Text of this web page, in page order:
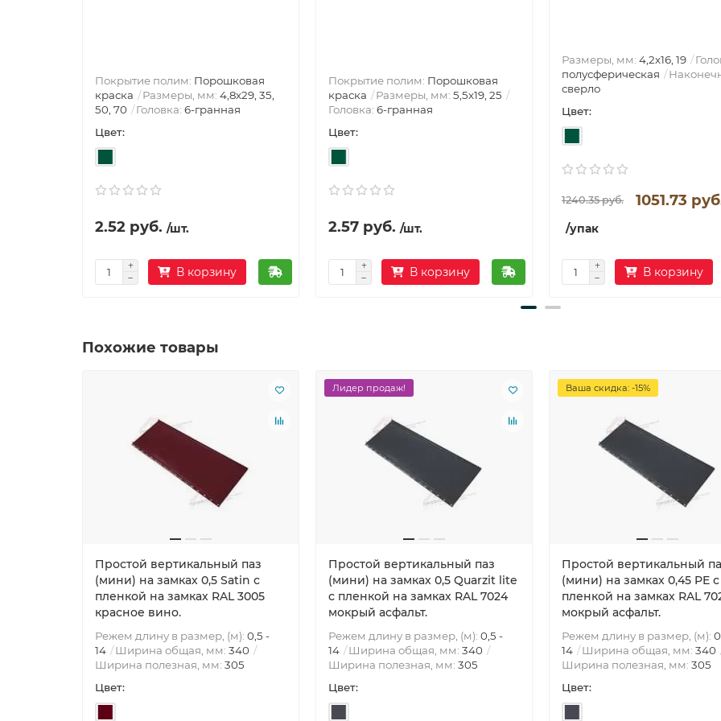
Покрытие полим: Порошковая
краска
Размеры, мм: 4,8х29, 35,
50, 70
Головка: 6-гранная
Цвет:
2.52 руб. /шт.
В корзину
Покрытие полим: Порошковая
краска
Размеры, мм: 5,5х19, 25
Головка: 6-гранная
Цвет:
2.57 руб. /шт.
В корзину
Размеры, мм: 4,2х16, 19
полусферическая
сверло
Цвет:
1240.35 руб. 1051.73
/упак
В корзину
Похожие товары
Простой вертикальный паз
(мини) на замках 0,5 Satin с
пленкой на замках RAL 3005
красное вино.
Режем длину в размер, (м): 0,5 -
14
Ширина общая, мм: 340
Ширина полезная, мм: 305
Цвет:
Лидер продаж!
Простой вертикальный паз
(мини) на замках 0,5 Quarzit lite
с пленкой на замках RAL 7024
мокрый асфальт.
Режем длину в размер, (м): 0,5 -
14
Ширина общая, мм: 340
Ширина полезная, мм: 305
Цвет:
Ваша скидка: -15%
Простой вертикальный
(мини) на замках 0,45 PE с
пленкой на замках RAL
мокрый асфальт.
Режем длину в размер, (м):
14
Ширина общая, мм: 340
Ширина полезная, мм: 305
Цвет: